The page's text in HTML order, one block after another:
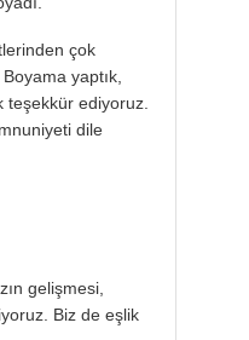
çok
yaptık,
ediyoruz.
dile
gelişmesi,
Biz de eşlik